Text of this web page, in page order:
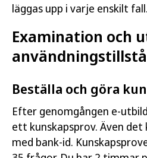
läggas upp i varje enskilt fall.
Examination och
Beställa och göra
Efter genomgången e-
ett kunskapsprov. Även
med bank-id.